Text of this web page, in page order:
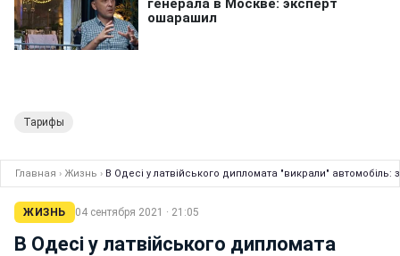
Тарифы
Главная › Жизнь › В Одесі у латвійського дипломата "викрали" автомобіль:
ЖИЗНЬ 04 сентября 2021 · 21:05
В Одесі у латвійського дипломата